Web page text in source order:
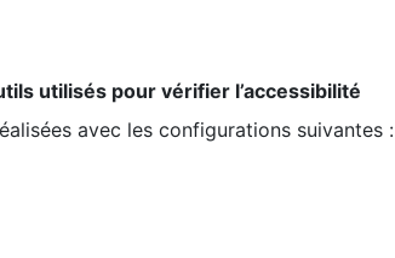
utilisés pour vérifier l’accessibilité
avec les configurations suivantes :